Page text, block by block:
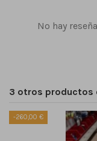
No hay
3 otros productos
-260,00 €